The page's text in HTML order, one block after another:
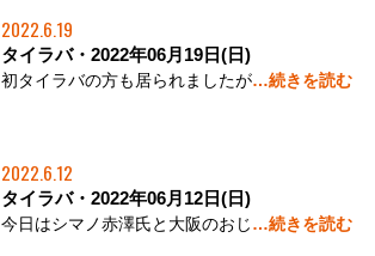
2022.6.19
タイラバ・2022年06月19日(日)
初タイラバの方も居られましたが…続きを読む
2022.6.12
タイラバ・2022年06月12日(日)
今日はシマノ赤澤氏と大阪のおじ…続きを読む